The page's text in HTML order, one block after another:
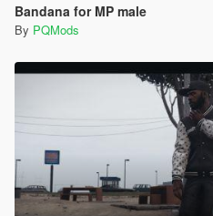
Bandana for MP male
By PQMods